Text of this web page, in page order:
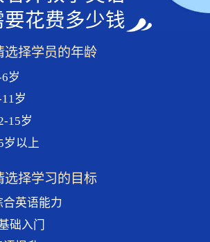
要花费多少钱
选择学员的年龄
岁
岁
15岁
岁以上
选择学习的目标
合英语能力
础入门